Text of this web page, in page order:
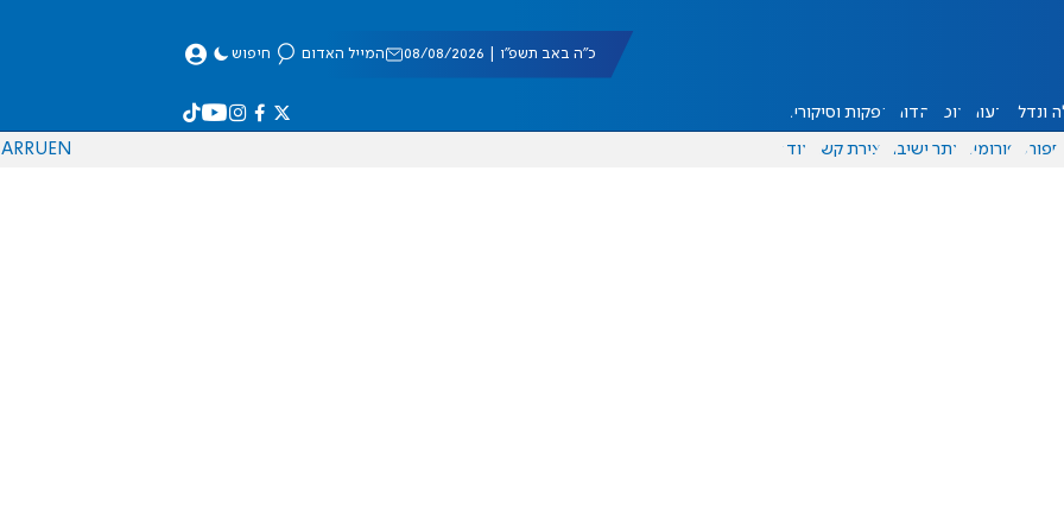
כ"ה באב תשפ"ו | 08/08/2026 המייל האדום חיפוש
ונדל"ן דעות אוכל יהדות הפקות וסיקורים
ספורט פורומים אתר ישיבה יצירת קשר עוד EN
RU
AR